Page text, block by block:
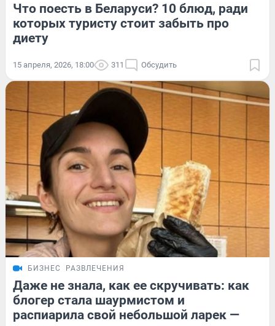
Что поесть в Беларуси? 10 блюд, ради
которых туристу стоит забыть про
диету
15 апреля, 2026, 18:00 311 Обсудить
БИЗНЕС РАЗВЛЕЧЕНИЯ
Даже не знала, как ее скручивать: как
блогер стала шаурмистом и
распиарила свой небольшой ларек —